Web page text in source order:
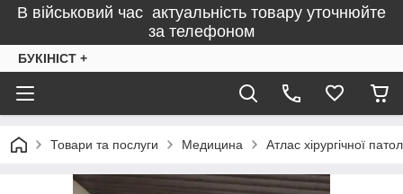
В військовий час актуальність товару уточнюйте
за телефоном
БУКІНІСТ +
Товари та послуги Медицина Атлас хірургічної